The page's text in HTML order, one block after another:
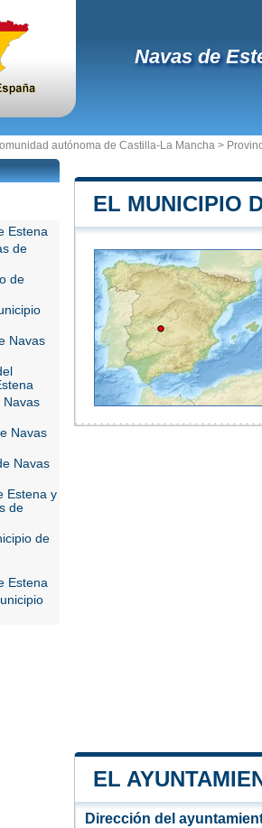
Navas de
autónoma de Castilla-La Mancha >
EL MUNICIPIO
EL
Dirección del
Estena
de
de
Navas
Navas
Navas
Navas
Estena y
de
de
Estena